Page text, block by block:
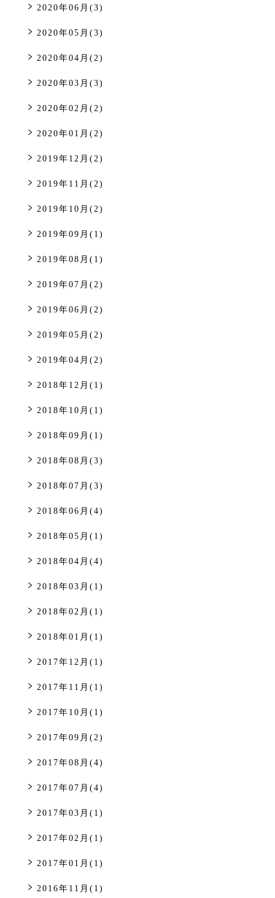
2020年06月(3)
2020年05月(3)
2020年04月(2)
2020年03月(3)
2020年02月(2)
2020年01月(2)
2019年12月(2)
2019年11月(2)
2019年10月(2)
2019年09月(1)
2019年08月(1)
2019年07月(2)
2019年06月(2)
2019年05月(2)
2019年04月(2)
2018年12月(1)
2018年10月(1)
2018年09月(1)
2018年08月(3)
2018年07月(3)
2018年06月(4)
2018年05月(1)
2018年04月(4)
2018年03月(1)
2018年02月(1)
2018年01月(1)
2017年12月(1)
2017年11月(1)
2017年10月(1)
2017年09月(2)
2017年08月(4)
2017年07月(4)
2017年03月(1)
2017年02月(1)
2017年01月(1)
2016年11月(1)